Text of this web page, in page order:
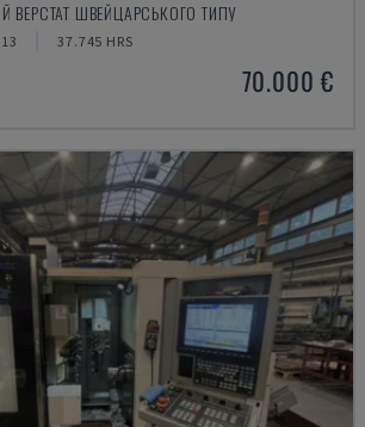
ВЕРСТАТ ШВЕЙЦАРСЬКОГО ТИПУ
37.745 HRS
70.000 €